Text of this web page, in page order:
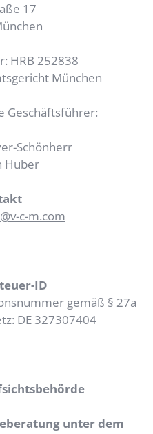
17
HRB 252838
München
Geschäftsführer:
Schönherr
Huber
c-m.com
ID
gemäß § 27a
DE 327307404
unter dem